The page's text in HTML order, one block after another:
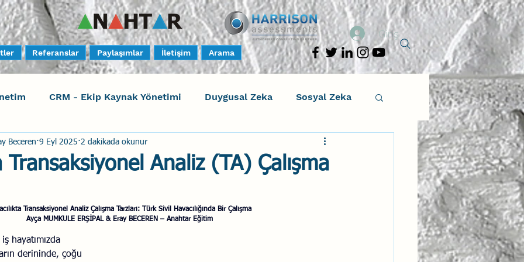
Referanslar Paylaşımlar İletişim Arama
Giriş
CRM - Ekip Kaynak Yönetimi Duygusal Zeka Sosyal Zeka
Harrison Assessments
- Human Factors
Kazaları
Transaksiyonel Analiz (TA) Çalışma
Beceren 9 Eyl 2025 2 dakikada okunur
Transaksiyonel Analiz Çalışma Tarzları: Türk Sivil Havacılığında Bir Çalışma
Ayça MUMKULE ERŞİPAL & Eray BECEREN – Anahtar Eğitim
hayatımızda
derininde, çoğu